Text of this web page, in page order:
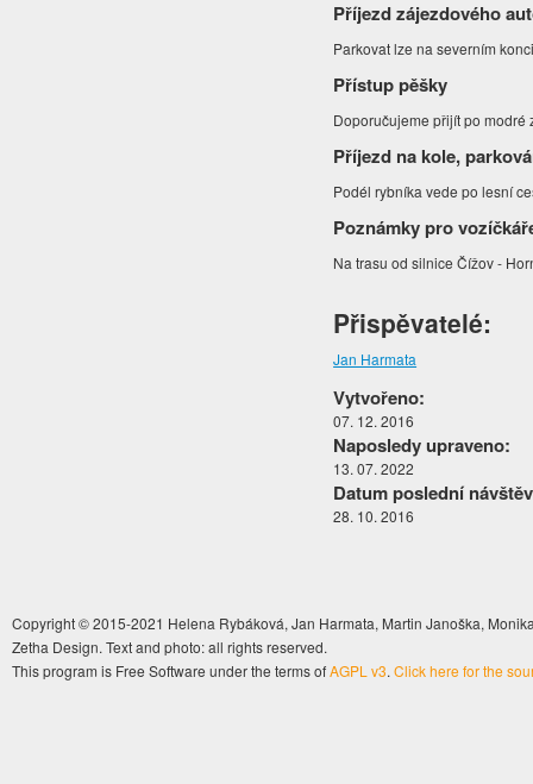
Příjezd zájezdového
Parkovat lze na severním
Přístup pěšky
Doporučujeme přijít po
Příjezd na kole,
Podél rybníka vede po lesní
Poznámky pro
Na trasu od silnice Čížov -
Přispěvatelé:
Jan Harmata
Vytvořeno:
07. 12. 2016
Naposledy upraveno:
13. 07. 2022
Datum poslední
28. 10. 2016
Copyright © 2015-2021 Helena Rybáková, Jan Harmata, Martin Janoška,
Zetha Design. Text and photo: all rights reserved.
This program is Free Software under the terms ofAGPL v3. Click here for the